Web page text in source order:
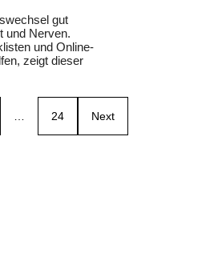
gut
und Nerven.
und Online-
zeigt dieser
24 Next